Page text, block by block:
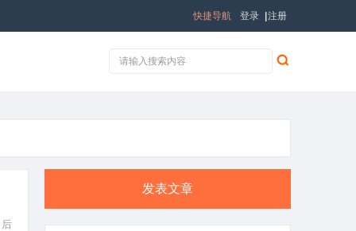
登录 注册
快捷导航
发表文章